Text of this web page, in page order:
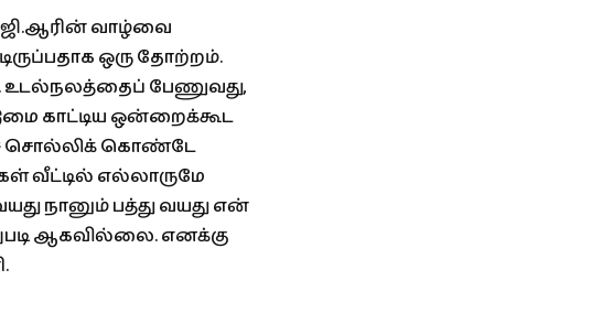
வாழ்வை
ஒரு தோற்றம்.
பேணுவது,
காட்டிய ஒன்றைக்கூட
சொல்லிக் கொண்டே
வீட்டில் எல்லாருமே
நானும் பத்து வயது என்
ஆகவில்லை. எனக்கு